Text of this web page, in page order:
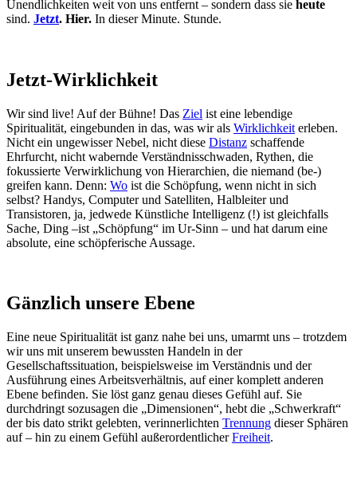
Unendlichkeiten weit von uns entfernt – sondern dass sie heute
sind. Jetzt. Hier. In dieser Minute. Stunde.
Jetzt-Wirklichkeit
Wir sind live! Auf der Bühne! Das Ziel ist eine lebendige
Spiritualität, eingebunden in das, was wir als Wirklichkeit erleben.
Nicht ein ungewisser Nebel, nicht diese Distanz schaffende
Ehrfurcht, nicht wabernde Verständnisschwaden, Rythen, die
fokussierte Verwirklichung von Hierarchien, die niemand (be-)
greifen kann. Denn: Wo ist die Schöpfung, wenn nicht in sich
selbst? Handys, Computer und Satelliten, Halbleiter und
Transistoren, ja, jedwede Künstliche Intelligenz (!) ist gleichfalls
Sache, Ding –ist „Schöpfung“ im Ur-Sinn – und hat darum eine
absolute, eine schöpferische Aussage.
Gänzlich unsere Ebene
Eine neue Spiritualität ist ganz nahe bei uns, umarmt uns – trotzdem
wir uns mit unserem bewussten Handeln in der
Gesellschaftssituation, beispielsweise im Verständnis und der
Ausführung eines Arbeitsverhältnis, auf einer komplett anderen
Ebene befinden. Sie löst ganz genau dieses Gefühl auf. Sie
durchdringt sozusagen die „Dimensionen“, hebt die „Schwerkraft“
der bis dato strikt gelebten, verinnerlichten Trennung dieser Sphären
auf – hin zu einem Gefühl außerordentlicherFreiheit.